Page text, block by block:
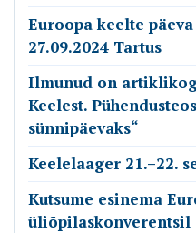
Euroopa keelte
27.09.2024 Tartus
Ilmunud on
Keelest.
sünnipäevaks“
Keelelaager 21.–22.
Kutsume esinema
üliõpilaskonverentsil